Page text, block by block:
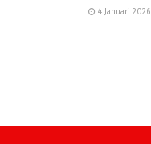
4 Januari 2026